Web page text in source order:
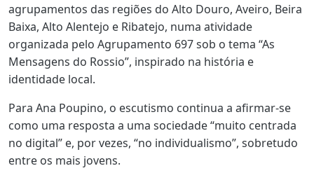
agrupamentos das regiões do Alto Douro, Aveiro, Beira
Baixa, Alto Alentejo e Ribatejo, numa atividade
organizada pelo Agrupamento 697 sob o tema “As
Mensagens do Rossio”, inspirado na história e
identidade local.
Para Ana Poupino, o escutismo continua a afirmar-se
como uma resposta a uma sociedade “muito centrada
no digital” e, por vezes, “no individualismo”, sobretudo
entre os mais jovens.